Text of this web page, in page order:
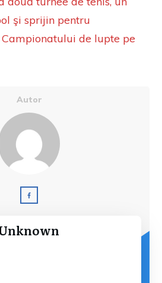
şi sprijin pentru
de lupte pe
Autor